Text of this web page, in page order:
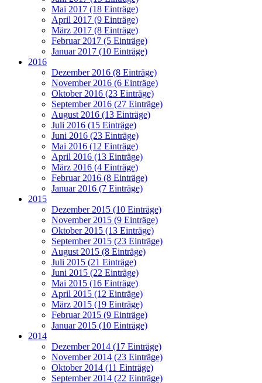
Mai 2017 (18 Einträge)
April 2017 (9 Einträge)
März 2017 (8 Einträge)
Februar 2017 (5 Einträge)
Januar 2017 (10 Einträge)
2016
Dezember 2016 (8 Einträge)
November 2016 (6 Einträge)
Oktober 2016 (23 Einträge)
September 2016 (27 Einträge)
August 2016 (13 Einträge)
Juli 2016 (15 Einträge)
Juni 2016 (23 Einträge)
Mai 2016 (12 Einträge)
April 2016 (13 Einträge)
März 2016 (4 Einträge)
Februar 2016 (8 Einträge)
Januar 2016 (7 Einträge)
2015
Dezember 2015 (10 Einträge)
November 2015 (9 Einträge)
Oktober 2015 (13 Einträge)
September 2015 (23 Einträge)
August 2015 (8 Einträge)
Juli 2015 (21 Einträge)
Juni 2015 (22 Einträge)
Mai 2015 (16 Einträge)
April 2015 (12 Einträge)
März 2015 (19 Einträge)
Februar 2015 (9 Einträge)
Januar 2015 (10 Einträge)
2014
Dezember 2014 (17 Einträge)
November 2014 (23 Einträge)
Oktober 2014 (11 Einträge)
September 2014 (22 Einträge)